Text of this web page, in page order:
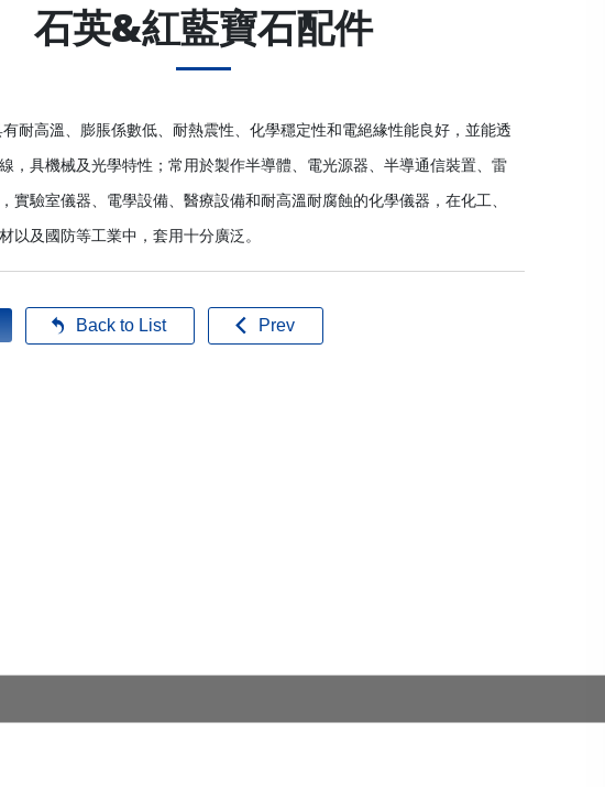
石英&紅藍寶石配件
耐高溫、膨脹係數低、耐熱震性、化學穩定性和電絕緣性能良好，並能透
，具機械及光學特性；常用於製作半導體、電光源器、半導通信裝置、雷
實驗室儀器、電學設備、醫療設備和耐高溫耐腐蝕的化學儀器，在化工、
以及國防等工業中，套用十分廣泛。
Back to List Prev